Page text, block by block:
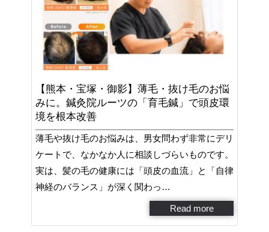
【熊本・宝塚・御影】薄毛・抜け毛のお悩
みに。鍼灸院ルーツの「育毛鍼」で頭皮環
境を根本改善
薄毛や抜け毛のお悩みは、男女問わず非常にデリ
ケートで、なかなか人に相談しづらいものです。
実は、髪の毛の健康には「頭皮の血流」と「自律
神経のバランス」が深く関わっ…
Read more